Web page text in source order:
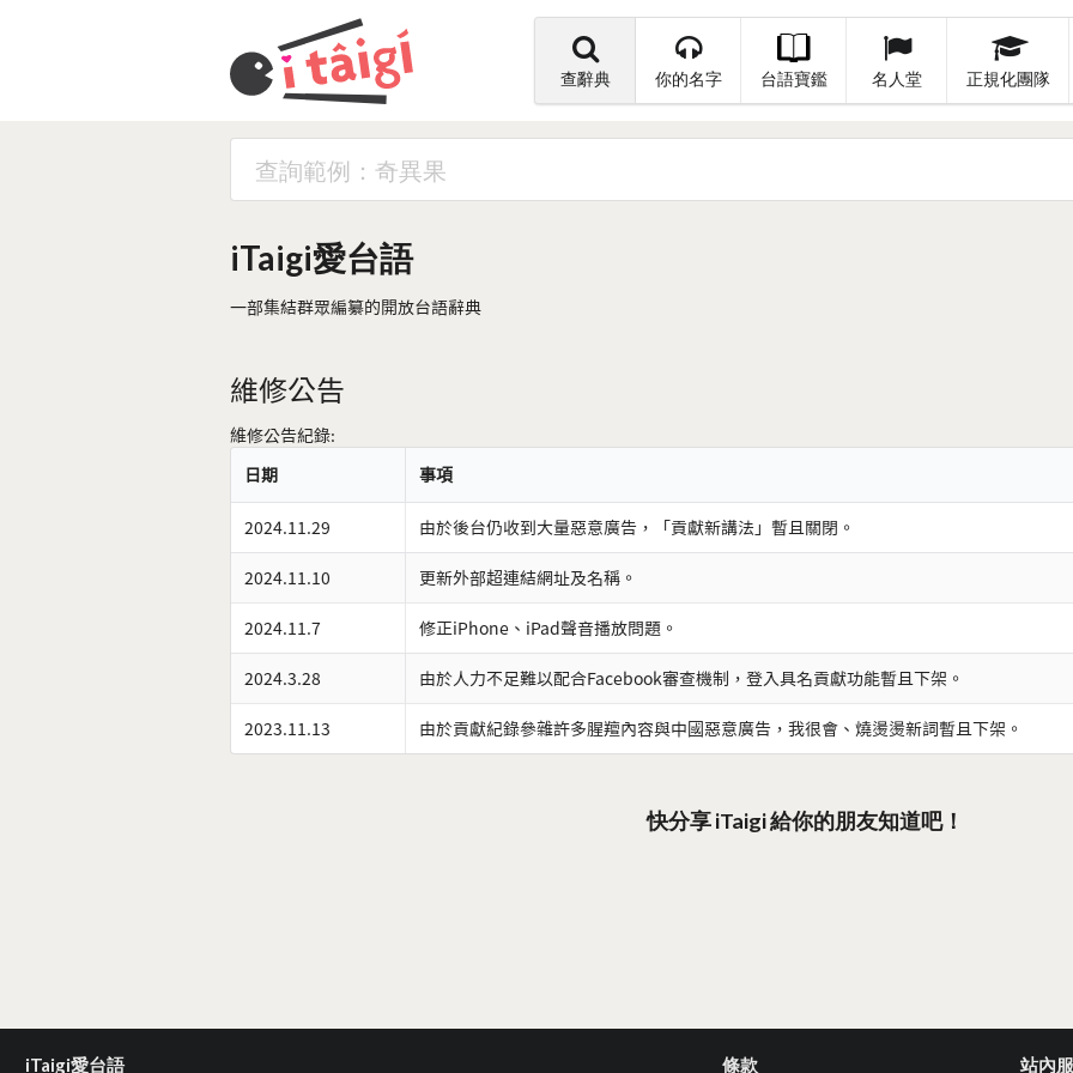
查辭典 你的名字 台語寶鑑 名人堂 正規化團隊
iTaigi愛台語
一部集結群眾編纂的開放台語辭典
維修公告
維修公告紀錄:
日期
事項
2024.11.29 由於後台仍收到大量惡意廣告，「貢獻新講法」暫且關閉。
2024.11.10 更新外部超連結網址及名稱。
2024.11.7 修正iPhone、iPad聲音播放問題。
2024.3.28 由於人力不足難以配合Facebook審查機制，登入具名貢獻功能暫且下架。
2023.11.13 由於貢獻紀錄參雜許多腥羶內容與中國惡意廣告，我很會、燒燙燙新詞暫且下架。
快分享 iTaigi 給你的朋友知道吧！
iTaigi愛台語 條款 站內